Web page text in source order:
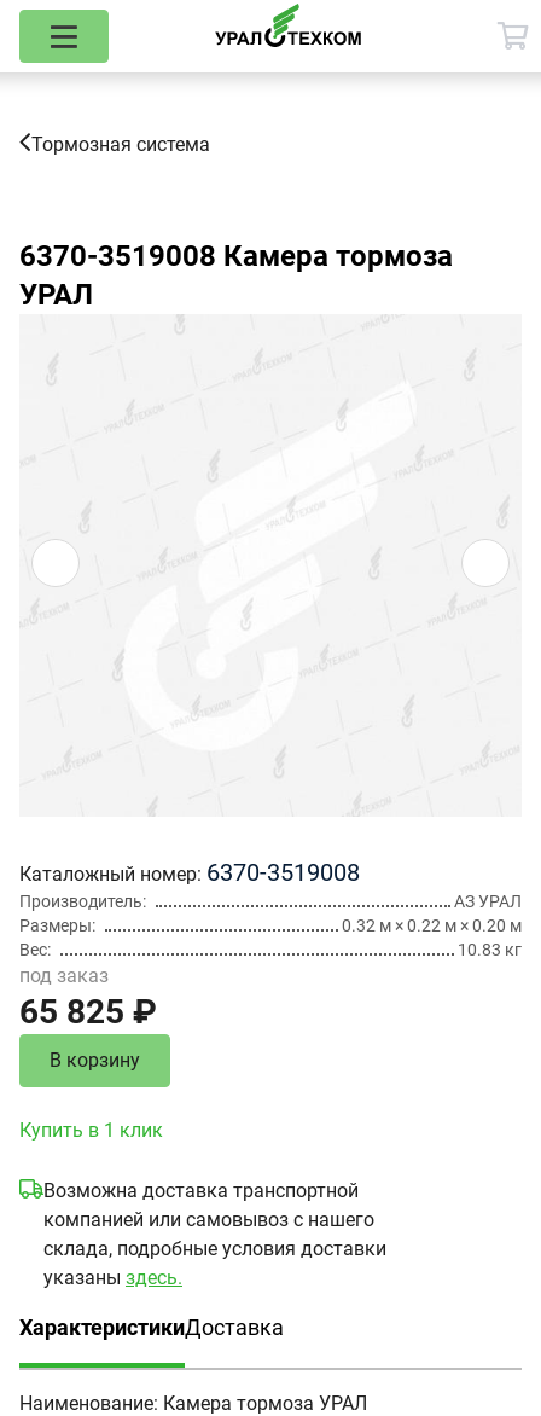
Тормозная система
6370-3519008 Камера тормоза
УРАЛ
Каталожный номер 6370-3519008
Производитель
АЗ УРАЛ
Размеры
0.32 м × 0.22 м × 0.20 м
Вес
10.83 кг
под заказ
65 825 ₽
В корзину
Купить в 1 клик
Возможна доставка транспортной
компанией или самовывоз с нашего
склада, подробные условия доставки
указаны здесь.
Характеристики
(активная вкладка)
Доставка
Наименование: Камера тормоза УРАЛ